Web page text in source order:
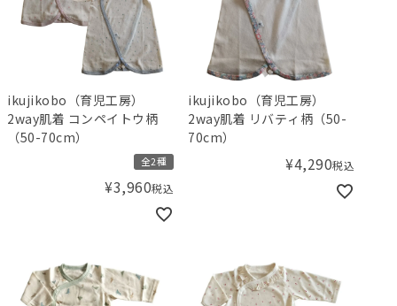
ikujikobo（育児工房）
2way肌着 コンペイトウ柄
（50-70cm）
全2種
¥3,960税込
ikujikobo（育児工房）
2way肌着 リバティ柄（50-
70cm）
¥4,290税込